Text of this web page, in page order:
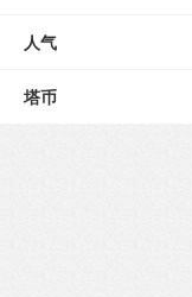
人气
塔币